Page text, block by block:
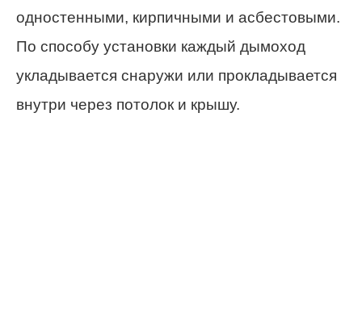
одностенными, кирпичными и асбестовыми.
По способу установки каждый дымоход
укладывается снаружи или прокладывается
внутри через потолок и крышу.